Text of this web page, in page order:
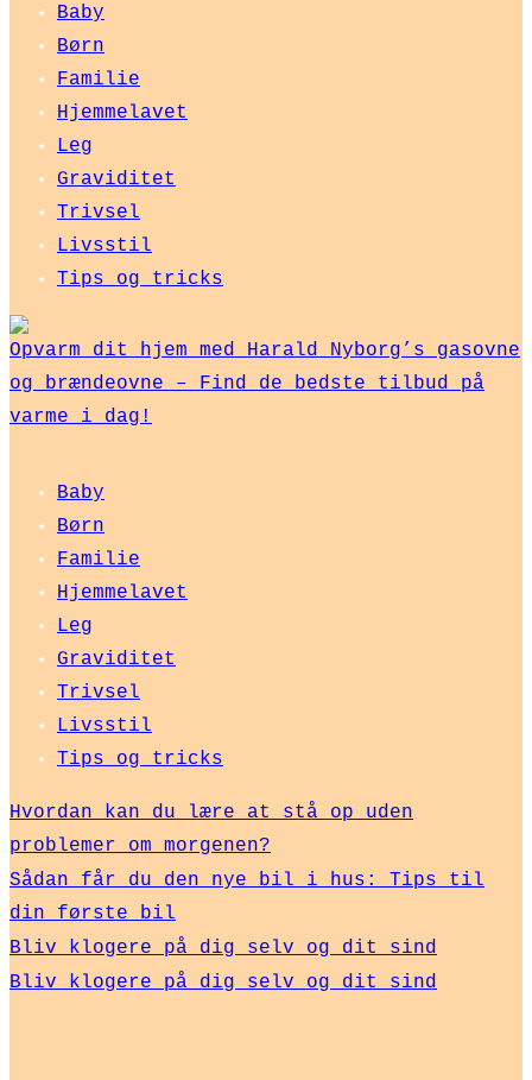
Baby
Børn
Familie
Hjemmelavet
Leg
Graviditet
Trivsel
Livsstil
Tips og tricks
Opvarm dit hjem med Harald Nyborg’s gasovne
og brændeovne – Find de bedste tilbud på
varme i dag!
Baby
Børn
Familie
Hjemmelavet
Leg
Graviditet
Trivsel
Livsstil
Tips og tricks
Hvordan kan du lære at stå op uden
problemer om morgenen?
Sådan får du den nye bil i hus: Tips til
din første bil
Bliv klogere på dig selv og dit sind
Bliv klogere på dig selv og dit sind